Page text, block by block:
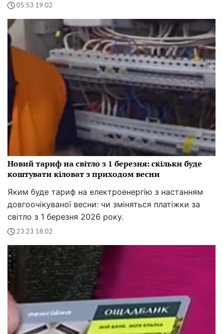
05:53 19.02
Новий тариф на світло з 1 березня: скільки буде
коштувати кіловат з приходом весни
Яким буде тариф на електроенергію з настанням
довгоочікуваної весни: чи зміняться платіжки за
світло з 1 березня 2026 року.
23:23 18.02